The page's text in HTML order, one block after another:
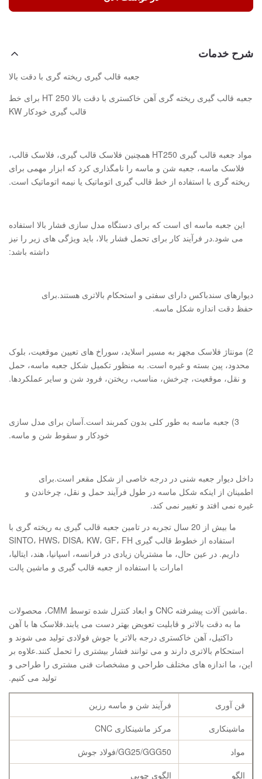
شرح خدمات
جعبه قالب گیری ریخته گری با دقت بالا
جعبه قالب گیری ریخته گری آهن خاکستری با دقت بالا HT 250 برای خط
قالب گیری خودکار KW
مواد جعبه قالب گیری HT250 همچنین فلاسک قالب گیری، فلاسک قالب،
فلاسک ماسه، جعبه شن و ماسه را نامگذاری کرد که ابزار مهمی برای
ریخته گری با استفاده از خط قالب گیری اتوماتیک یا نیمه اتوماتیک است.
این جعبه ماسه ای است که برای دستگاه مدل سازی فشار بالا استفاده
می شود.در فرآیند کار برای تحمل فشار بالا، باید ویژگی های زیر را نیز
داشته باشد:
دیوارهای سندباکس دارای سفتی و استحکام بالاتری هستند.برای
حفظ دقت اندازه شکل ماسه.
2) مونتاژ فلاسک مجهز به مسیر اسلاید، سوراخ های تعیین موقعیت، بلوک
محدود، پین بسته و غیره است. به منظور تکمیل شکل جعبه ماسه، حمل
و نقل، موقعیت، چرخش، مناسب، ریختن، فرود شن و سایر عملکردها.
3) جعبه ماسه به طور کلی بدون کمربند است.آسان برای مدل سازی
خودکار و سقوط شن و ماسه.
داخل دیوار جعبه شنی در درجه خاصی از شکل مقعر است.برای
اطمینان از اینکه شکل ماسه در طول فرآیند حمل و نقل، چرخاندن و
غیره نمی افتد و تغییر نمی کند.
ما بیش از 20 سال تجربه در تامین جعبه قالب گیری به ریخته گری با
استفاده از خطوط قالب گیری SINTO، HWS، DISA، KW، GF، FH
داریم. در عین حال، ما مشتریان زیادی در فرانسه، اسپانیا، هند، ایتالیا،
امارات با استفاده از جعبه قالب گیری و ماشین پالت
.ماشین آلات پیشرفته CNC و ابعاد کنترل شده توسط CMM، محصولات
ما به دقت بالاتر و قابلیت تعویض بهتر دست می یابند.فلاسک ها با آهن
داکتیل، آهن خاکستری درجه بالاتر یا جوش فولادی تولید می شوند و
استحکام بالاتری دارند و می توانند فشار بیشتری را تحمل کنند.علاوه بر
این، ما اندازه های مختلف طراحی و مشخصات فنی مشتری را طراحی و
تولید می کنیم.
فن آوری
فرآیند شن و ماسه رزین
ماشینکاری
مرکز ماشینکاری CNC
مواد
GG25/GGG50/فولاد جوش
الگو
الگوی چوبی